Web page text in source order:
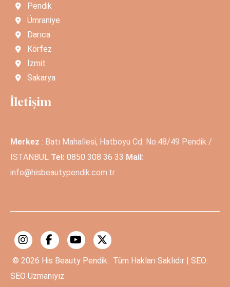
Pendik
Ümraniye
Darıca
Körfez
İzmit
Sakarya
İletişim
Merkez : Batı Mahallesi, Hatboyu Cd. No:48/49 Pendik /
İSTANBUL Tel: 0850 308 36 33 Mail:
info@hisbeautypendik.com.tr
© 2026 His Beauty Pendik. Tüm Hakları Saklıdır | SEO:
SEO Uzmanıyız